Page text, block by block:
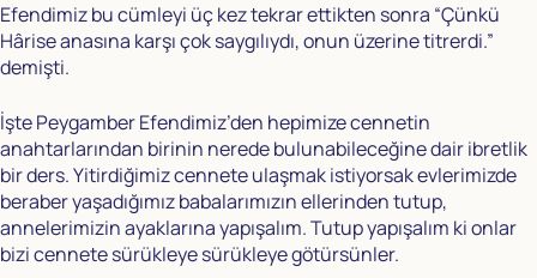
Efendimiz bu cümleyi üç kez tekrar ettikten sonra “Çünkü
Hârise anasına karşı çok saygılıydı, onun üzerine titrerdi.”
demişti.
İşte Peygamber Efendimiz’den hepimize cennetin
anahtarlarından birinin nerede bulunabileceğine dair ibretlik
bir ders. Yitirdiğimiz cennete ulaşmak istiyorsak evlerimizde
beraber yaşadığımız babalarımızın ellerinden tutup,
annelerimizin ayaklarına yapışalım. Tutup yapışalım ki onlar
bizi cennete sürükleye sürükleye götürsünler.